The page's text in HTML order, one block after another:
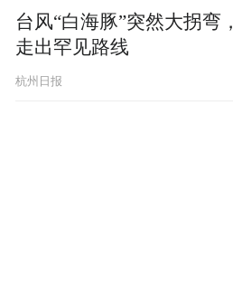
台风“白海豚”突然大拐弯，
走出罕见路线
杭州日报